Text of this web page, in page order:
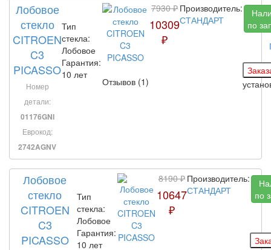
Лобовое
стекло
CITROEN
C3
PICASSO
Номер
детали:
01176GNI
Еврокод:
2742AGNV
Тип
стекла:
Лобовое
Гарантия:
10 лет
Отзывов (1)
7930 ₽
10309
₽
Производитель:
СТАНДАРТ
по
Лобовое
стекло
CITROEN
C3
PICASSO
Тип
стекла:
Лобовое
Гарантия:
10 лет
8190 ₽
10647
₽
Производитель:
СТАНДАРТ
по